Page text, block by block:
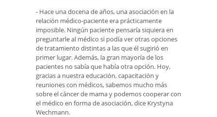
- Hace una docena de años, una asociación en la
relación médico-paciente era prácticamente
imposible. Ningún paciente pensaría siquiera en
preguntarle al médico si podía ver otras opciones
de tratamiento distintas a las que él sugirió en
primer lugar. Además, la gran mayoría de los
pacientes no sabía que había otra opción. Hoy,
gracias a nuestra educación, capacitación y
reuniones con médicos, sabemos mucho más
sobre el cáncer de mama y podemos cooperar con
el médico en forma de asociación, dice Krystyna
Wechmann.